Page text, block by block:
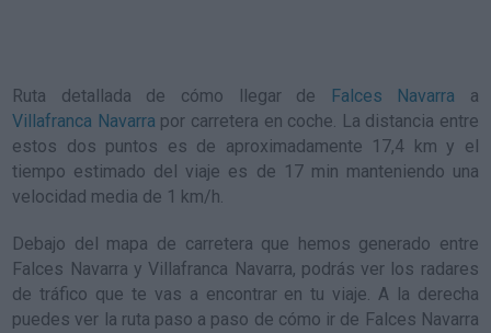
Ruta detallada de cómo llegar de Falces Navarra a
Villafranca Navarra por carretera en coche. La distancia entre
estos dos puntos es de aproximadamente 17,4 km y el
tiempo estimado del viaje es de 17 min manteniendo una
velocidad media de 1 km/h.
Debajo del mapa de carretera que hemos generado entre
Falces Navarra y Villafranca Navarra, podrás ver los radares
de tráfico que te vas a encontrar en tu viaje. A la derecha
puedes ver la ruta paso a paso de cómo ir de Falces Navarra